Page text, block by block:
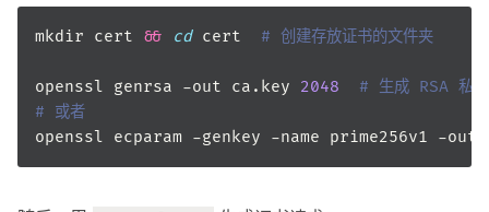
mkdir cert && cd cert # 创建存放证书的文件夹
openssl genrsa -out ca.key 2048
# 生成 RSA 私钥
# 或者
openssl ecparam -genkey -name prime256v1 -